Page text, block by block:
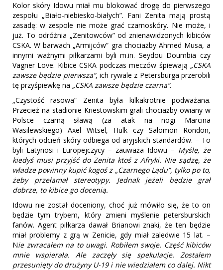
Kolor skóry Idowu miał mu blokować drogę do pierwszego
zespołu „Biało-niebiesko-białych”. Fani Zenita mają prostą
zasadę: w zespole nie może grać czarnoskóry. Nie może, i
już. To odróżnia „Zenitowców” od znienawidzonych kibiców
CSKA. W barwach „Armijców” gra chociażby Ahmed Musa, a
innymi ważnymi piłkarzami byli m.in. Seydou Doumbia czy
Vagner Love. Kibice CSKA podczas meczów śpiewają „CSKA
zawsze będzie pierwsza”, ich rywale z Petersburga przerobili
tę przyśpiewkę na „CSKA zawsze będzie czarna”.
„Czystość rasowa” Zenita była kilkakrotnie podważana.
Przecież na stadionie Kriestowskim grali chociażby owiany w
Polsce czarną sławą (za atak na nogi Marcina
Wasilewskiego) Axel Witsel, Hulk czy Salomon Rondon,
których odcień skóry odbiega od aryjskich standardów. – To
byli Latynosi i Europejczycy – zauważa Idowu – Myślę, że
kiedyś musi przyjść do Zenita ktoś z Afryki. Nie sądzę, że
władze powinny kupić kogoś z „Czarnego Lądu”, tylko po to,
żeby przełamał stereotypy. Jednak jeżeli będzie grał
dobrze, to kibice go docenią.
Idowu nie został doceniony, choć już mówiło się, że to on
będzie tym trybem, który zmieni myślenie petersburskich
fanów. Agent piłkarza dawał Brianowi znaki, że ten będzie
miał problemy z grą w Zenicie, gdy miał zaledwie 15 lat. –
Nie zwracałem na to uwagi. Robiłem swoje. Część kibiców
mnie wspierała. Ale zaczęły się spekulacje. Zostałem
przesunięty do drużyny U-19 i nie wiedziałem co dalej. Nikt